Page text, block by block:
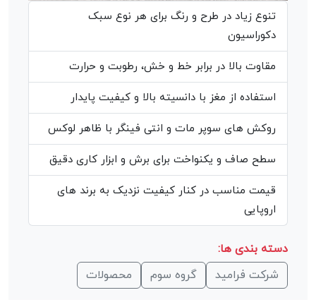
تنوع زیاد در طرح و رنگ برای هر نوع سبک
دکوراسیون
مقاوت بالا در برابر خط و خش، رطوبت و حرارت
استفاده از مغز با دانسیته بالا و کیفیت پایدار
روکش های سوپر مات و انتی فینگر با ظاهر لوکس
سطح صاف و یکنواخت برای برش و ابزار کاری دقیق
قیمت مناسب در کنار کیفیت نزدیک به برند های
اروپایی
دسته بندی ها:
شرکت فرامید
گروه سوم محصولات